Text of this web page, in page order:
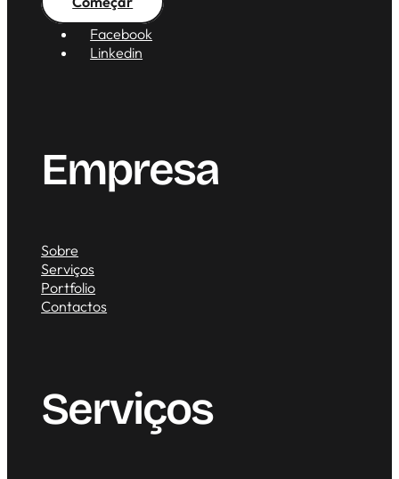
Facebook
Linkedin
Empresa
Sobre
Serviços
Portfolio
Contactos
Serviços